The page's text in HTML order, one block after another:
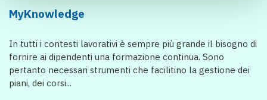
MyKnowledge
In tutti i contesti lavorativi è sempre più grande il bisogno di
fornire ai dipendenti una formazione continua. Sono
pertanto necessari strumenti che facilitino la gestione dei
piani, dei corsi...